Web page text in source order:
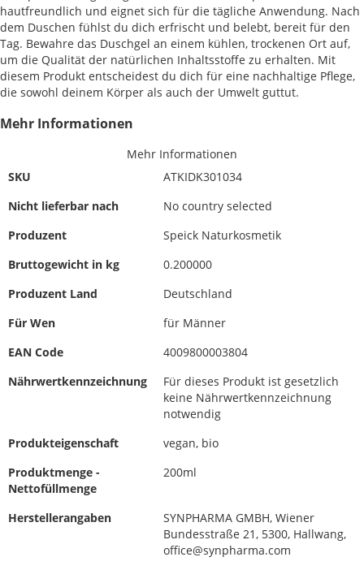
hautfreundlich und eignet sich für die tägliche Anwendung. Nach
dem Duschen fühlst du dich erfrischt und belebt, bereit für den
Tag. Bewahre das Duschgel an einem kühlen, trockenen Ort auf,
um die Qualität der natürlichen Inhaltsstoffe zu erhalten. Mit
diesem Produkt entscheidest du dich für eine nachhaltige Pflege,
die sowohl deinem Körper als auch der Umwelt guttut.
Mehr Informationen
Mehr Informationen
SKU
ATKIDK301034
Nicht lieferbar nach
No country selected
Produzent
Speick Naturkosmetik
Bruttogewicht in kg
0.200000
Produzent Land
Deutschland
Für Wen
für Männer
EAN Code
4009800003804
Nährwertkennzeichnung
Für dieses Produkt ist gesetzlich
keine Nährwertkennzeichnung
notwendig
Produkteigenschaft
vegan, bio
Produktmenge -
Nettofüllmenge
200ml
Herstellerangaben
SYNPHARMA GMBH, Wiener
Bundesstraße 21, 5300, Hallwang,
office@synpharma.com